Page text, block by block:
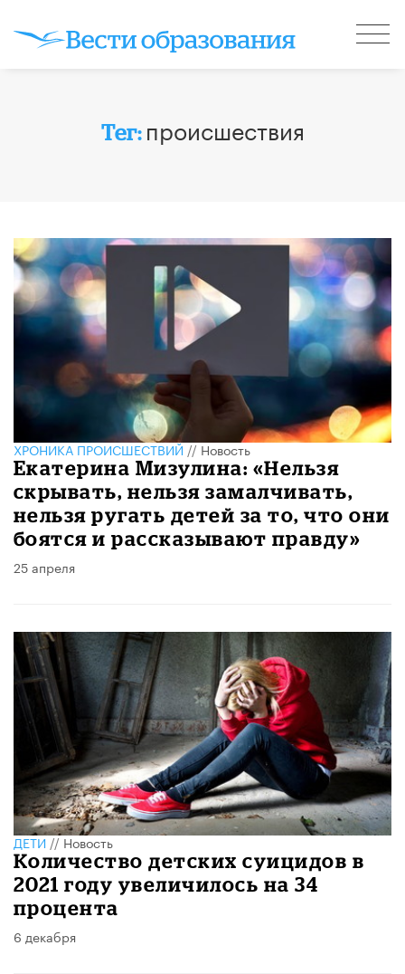
Тег: происшествия
ХРОНИКА ПРОИСШЕСТВИЙ//Новость
Екатерина Мизулина: «Нельзя
скрывать, нельзя замалчивать,
нельзя ругать детей за то, что они
боятся и рассказывают правду»
25 апреля
ДЕТИ//Новость
Количество детских суицидов в
2021 году увеличилось на 34
процента
6 декабря